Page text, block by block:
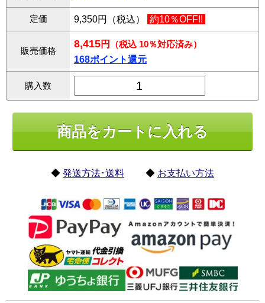
定価 9,350円（税込） 約10％OFF!!
販売価格
8,415円
（税込 10％対応済み）
168ポイント還元
購入数
◆ 発送方法･送料 ◆ お支払い方法